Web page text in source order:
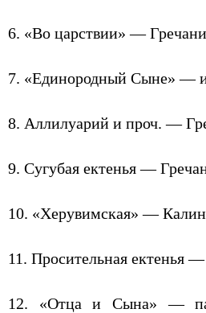
6. «Во царствии» —
7. «Единородный Сыне» —
8. Аллилуарий и проч. —
9. Сугубая ектенья —
10. «Херувимская» —
11. Просительная ектенья
12. «Отца и Сына» —